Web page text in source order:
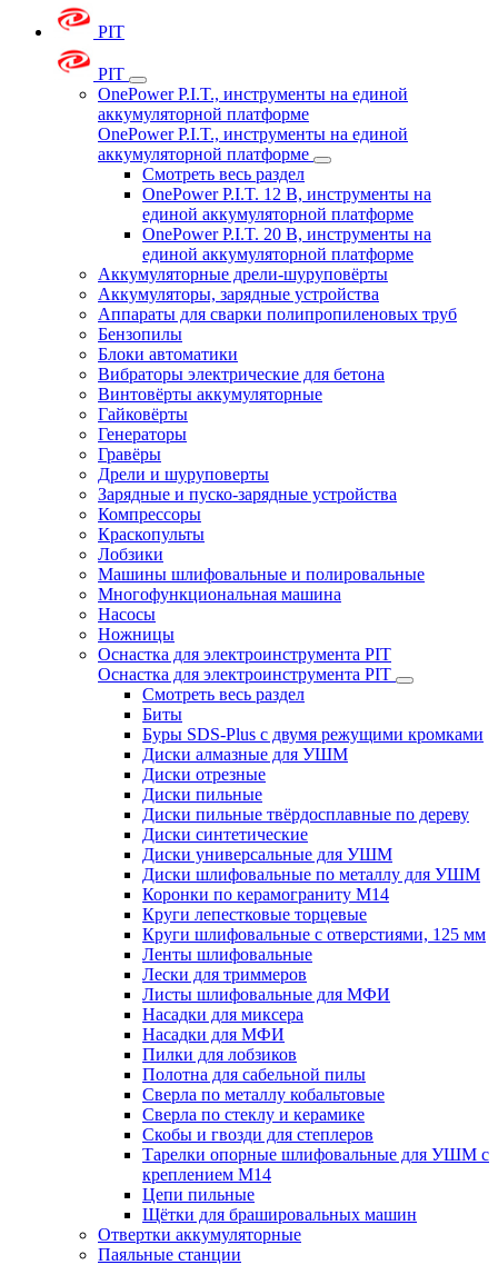
PIT
PIT
OnePower P.I.T., инструменты на единой
аккумуляторной платформе
OnePower P.I.T., инструменты на единой
аккумуляторной платформе
Смотреть весь раздел
OnePower P.I.T. 12 В, инструменты на
единой аккумуляторной платформе
OnePower P.I.T. 20 В, инструменты на
единой аккумуляторной платформе
Аккумуляторные дрели-шуруповёрты
Аккумуляторы, зарядные устройства
Аппараты для сварки полипропиленовых труб
Бензопилы
Блоки автоматики
Вибраторы электрические для бетона
Винтовёрты аккумуляторные
Гайковёрты
Генераторы
Гравёры
Дрели и шуруповерты
Зарядные и пуско-зарядные устройства
Компрессоры
Краскопульты
Лобзики
Машины шлифовальные и полировальные
Многофункциональная машина
Насосы
Ножницы
Оснастка для электроинструмента PIT
Оснастка для электроинструмента PIT
Смотреть весь раздел
Биты
Буры SDS-Plus c двумя режущими кромками
Диски алмазные для УШМ
Диски отрезные
Диски пильные
Диски пильные твёрдосплавные по дереву
Диски синтетические
Диски универсальные для УШМ
Диски шлифовальные по металлу для УШМ
Коронки по керамограниту M14
Круги лепестковые торцевые
Круги шлифовальные с отверстиями, 125 мм
Ленты шлифовальные
Лески для триммеров
Листы шлифовальные для МФИ
Насадки для миксера
Насадки для МФИ
Пилки для лобзиков
Полотна для сабельной пилы
Сверла по металлу кобальтовые
Сверла по стеклу и керамике
Скобы и гвозди для степлеров
Тарелки опорные шлифовальные для УШМ с
креплением М14
Цепи пильные
Щётки для брашировальных машин
Отвертки аккумуляторные
Паяльные станции